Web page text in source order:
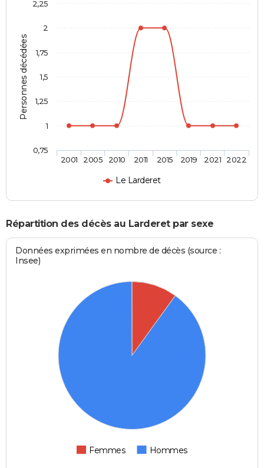
Personnes décédées
Le Larderet
2001 2005 2010 2011 2015 2019 2021 2022
0,75
1
1,25
1,5
1,75
2
2,25
Répartition des décès au Larderet par sexe
Données exprimées en nombre de décès (source :
Insee)
Femmes Hommes